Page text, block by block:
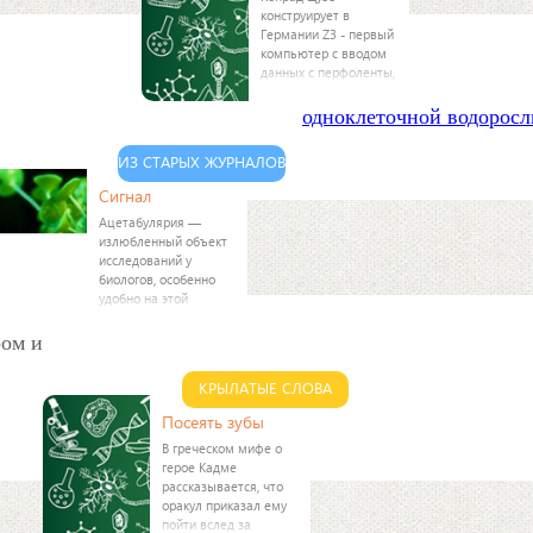
конструирует в
Германии Z3 - первый
компьютер с вводом
данных с перфоленты,
кинопленки. В
компьютере
использовано более
2000 механических
реле. Стоимость -
ИЗ СТАРЫХ ЖУРНАЛОВ
Сигнал
Ацетабулярия —
излюбленный объект
исследований у
биологов, особенно
удобно на этой
одноклеточной
и
КРЫЛАТЫЕ СЛОВА
Посеять зубы
В греческом мифе о
герое Кадме
рассказывается, что
оракул приказал ему
пойти вслед за